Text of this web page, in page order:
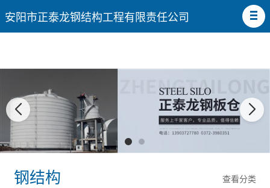
安阳市正泰龙钢结构工程有限责任公司
查看分类
钢结构